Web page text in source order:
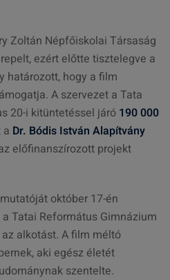
Zoltán Népfőiskolai Társaság
ezért előtte tisztelegve a
határozott, hogy a film
A szervezet a Tata
20-i kitüntetéssel járó 190 000
a Dr. Bódis István Alapítvány
előfinanszírozott projekt
október 17-én
Tatai Református Gimnázium
alkotást. A film méltó
aki egész életét
szentelte.